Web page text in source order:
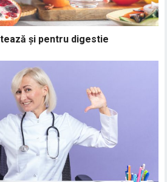
și pentru digestie